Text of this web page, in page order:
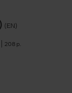
(EN)
208